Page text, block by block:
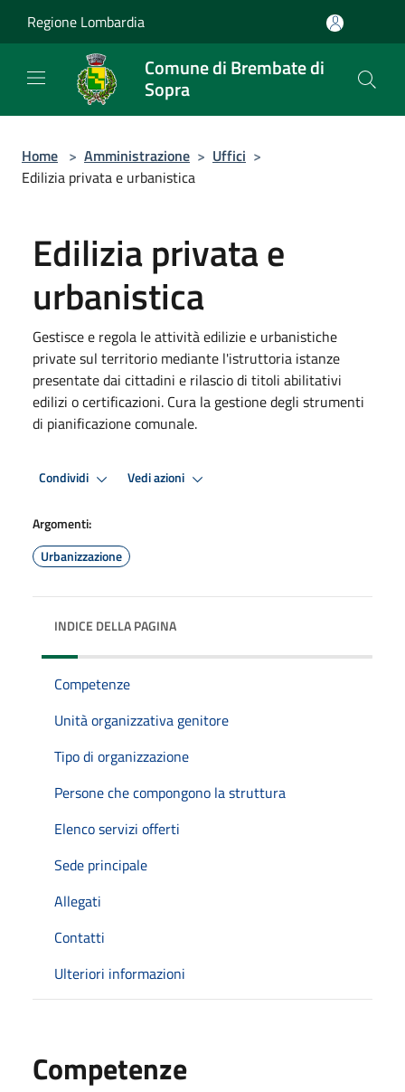
Regione Lombardia
Comune di Brembate di
Sopra
Home > Amministrazione > Uffici >
Edilizia privata e urbanistica
Edilizia privata e
urbanistica
Gestisce e regola le attività edilizie e urbanistiche
private sul territorio mediante l'istruttoria istanze
presentate dai cittadini e rilascio di titoli abilitativi
edilizi o certificazioni. Cura la gestione degli strumenti
di pianificazione comunale.
Condividi Vedi azioni
Argomenti:
Urbanizzazione
INDICE DELLA PAGINA
Competenze
Unità organizzativa genitore
Tipo di organizzazione
Persone che compongono la struttura
Elenco servizi offerti
Sede principale
Allegati
Contatti
Ulteriori informazioni
Competenze